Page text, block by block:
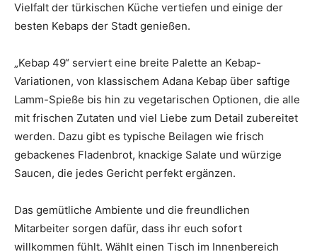
Vielfalt der türkischen Küche vertiefen und einige der
besten Kebaps der Stadt genießen.
„Kebap 49“ serviert eine breite Palette an Kebap-
Variationen, von klassischem Adana Kebap über saftige
Lamm-Spieße bis hin zu vegetarischen Optionen, die alle
mit frischen Zutaten und viel Liebe zum Detail zubereitet
werden. Dazu gibt es typische Beilagen wie frisch
gebackenes Fladenbrot, knackige Salate und würzige
Saucen, die jedes Gericht perfekt ergänzen.
Das gemütliche Ambiente und die freundlichen
Mitarbeiter sorgen dafür, dass ihr euch sofort
willkommen fühlt. Wählt einen Tisch im Innenbereich